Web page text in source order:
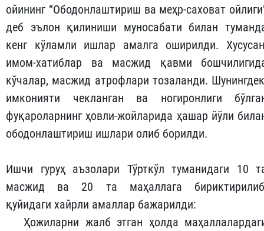
ойининг “Ободонлаштириш ва меҳр-саховат
деб эълон қилиниши муносабати билан
кенг кўламли ишлар амалга оширилди.
имом-хатиблар ва масжид қавми
кўчалар, масжид атрофлари тозаланди.
имконияти чекланган ва ногиронлиги
фуқароларнинг ҳовли-жойларида ҳашар йўли
ободонлаштириш ишлари олиб борилди.
Ишчи гуруҳ аъзолари Тўрткўл туманидаги 10
масжид ва 20 та маҳаллага
қуйидаги хайрли амаллар бажарилди:
Ҳожиларни жалб этган ҳолда